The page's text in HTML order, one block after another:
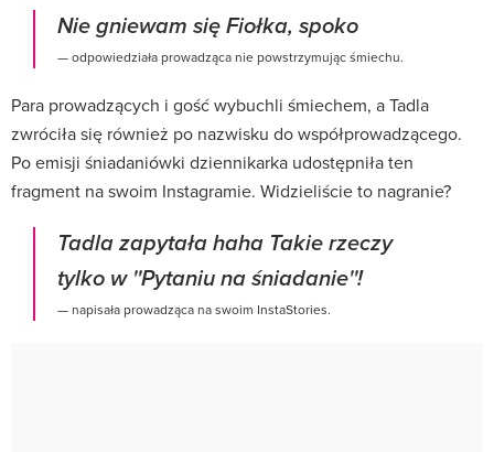
Nie gniewam się Fiołka, spoko
— odpowiedziała prowadząca nie powstrzymując śmiechu.
Para prowadzących i gość wybuchli śmiechem, a Tadla
zwróciła się również po nazwisku do współprowadzącego.
Po emisji śniadaniówki dziennikarka udostępniła ten
fragment na swoim Instagramie. Widzieliście to nagranie?
Tadla zapytała haha Takie rzeczy
tylko w ''Pytaniu na śniadanie''!
— napisała prowadząca na swoim InstaStories.